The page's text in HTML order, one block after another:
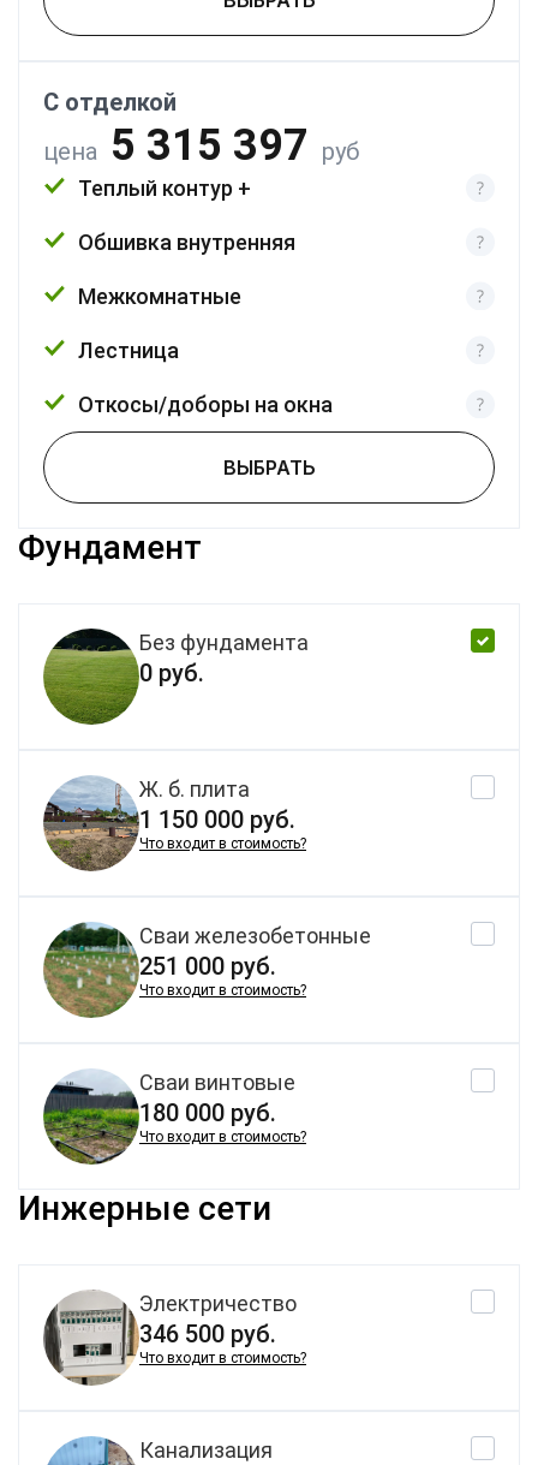
С отделкой
цена 5 315 397 руб
Теплый контур +
Обшивка внутренняя
Межкомнатные
Лестница
Откосы/доборы на окна
ВЫБРАТЬ
Фундамент
Без фундамента
0 руб.
Ж. б. плита
1 150 000 руб.
Что входит в стоимость?
Сваи железобетонные
251 000 руб.
Что входит в стоимость?
Сваи винтовые
180 000 руб.
Что входит в стоимость?
Инжерные сети
Электричество
346 500 руб.
Что входит в стоимость?
Канализация